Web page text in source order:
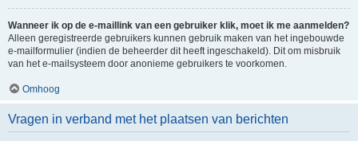
Wanneer ik op de e-maillink van een gebruiker klik, moet ik me aanmelden?
Alleen geregistreerde gebruikers kunnen gebruik maken van het ingebouwde
e-mailformulier (indien de beheerder dit heeft ingeschakeld). Dit om misbruik
van het e-mailsysteem door anonieme gebruikers te voorkomen.
Omhoog
Vragen in verband met het plaatsen van berichten